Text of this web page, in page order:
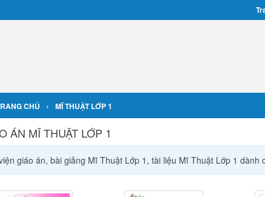
CHỦ › MĨ THUẬT LỚP 1
ÁN MĨ THUẬT LỚP 1
giáo án, bài giảng Mĩ Thuật Lớp 1, tài liệu Mĩ Thuật Lớp 1 dành